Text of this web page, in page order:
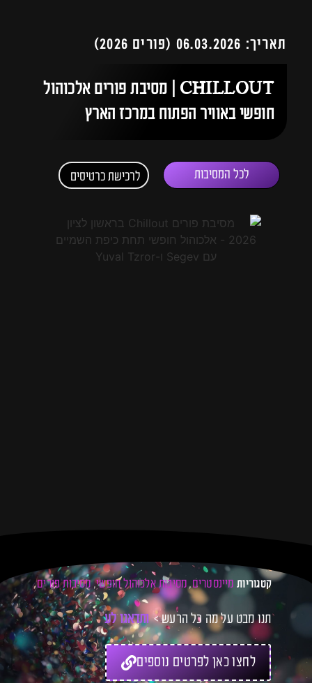
תאריך: 06.03.2026 (פורים 2026)
CHILLOUT | מסיבת פורים אלכוהול
חופשי באוויר הפתוח במרכז הארץ
לכל המסיבות לרכישת כרטיסים
קטגוריות מיינסטרים,מסיבות אלכוהול חופשי,מסיבות פורים
תנו מבט על מה כל הרעש > ותדאגו לעצמכ
לחצו כאן לפרטים נוספים